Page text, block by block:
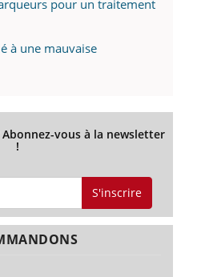
pour un traitement
à une mauvaise
vous à la newsletter
!
S'inscrire